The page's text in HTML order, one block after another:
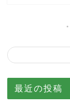
最近の投稿